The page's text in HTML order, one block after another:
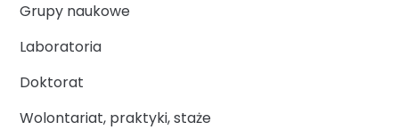
Grupy naukowe
Laboratoria
Doktorat
Wolontariat, praktyki, staże